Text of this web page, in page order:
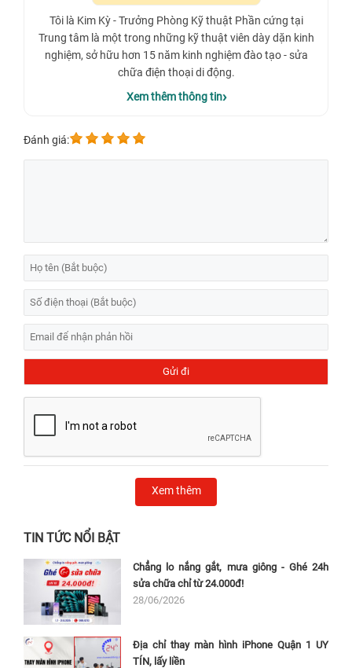
Tôi là Kim Kỳ - Trưởng Phòng Kỹ thuật Phần cứng tại
Trung tâm là một trong những kỹ thuật viên dày dặn kinh
nghiệm, sở hữu hơn 15 năm kinh nghiệm đào tạo - sửa
chữa điện thoại di động.
Xem thêm thông tin
Đánh giá:
Xem thêm
TIN TỨC NỔI BẬT
Chẳng lo nắng gắt, mưa giông - Ghé 24h
sửa chữa chỉ từ 24.000đ!
28/06/2026
Địa chỉ thay màn hình iPhone Quận 1 UY
TÍN, lấy liền